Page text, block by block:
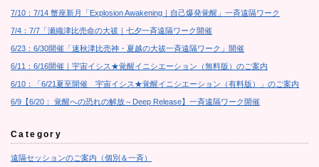
7/10：7/14 蟹座新月「Explosion Awakening｜自己爆発覚醒」一斉遠隔ワーク
7/4：7/7「瀬織津比売命の大祓｜七夕一斉遠隔ワーク開催
6/23：6/30開催「速秋津比売神・夏越の大祓一斉遠隔ワーク」開催
6/11：6/16開催｜宇宙イシス★覚醒イニシエーション（無料版）のご案内
6/10：「6/21夏至開催 宇宙イシス★覚醒イニシエーション（有料版）」のご案内
6/9【6/20： 覚醒への恐れの解放～Deep Release】一斉遠隔ワーク開催
Category
遠隔セッションのご案内（個別＆一斉）